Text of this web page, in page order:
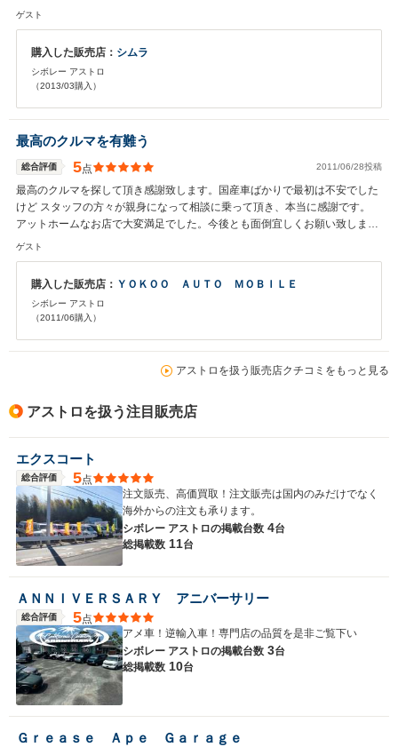
ゲスト
購入した販売店： シムラ
シボレー アストロ
（2013/03購入）
最高のクルマを有難う
総合評価 5点 2011/06/28投稿
最高のクルマを探して頂き感謝致します。国産車ばかりで最初は不安でした
けど スタッフの方々が親身になって相談に乗って頂き、本当に感謝です。
アットホームなお店で大変満足でした。今後とも面倒宜しくお願い致しま
す。
ゲスト
購入した販売店： ＹＯＫＯＯ ＡＵＴＯ ＭＯＢＩＬＥ
シボレー アストロ
（2011/06購入）
アストロを扱う販売店クチコミをもっと見る
アストロを扱う注目販売店
エクスコート
総合評価 5点
注文販売、高価買取！注文販売は国内のみだけでなく
海外からの注文も承ります。
シボレー アストロの掲載台数 4台
総掲載数 11台
ＡＮＮＩＶＥＲＳＡＲＹ アニバーサリー
総合評価 5点
アメ車！逆輸入車！専門店の品質を是非ご覧下い
シボレー アストロの掲載台数 3台
総掲載数 10台
Ｇｒｅａｓｅ Ａｐｅ Ｇａｒａｇｅ